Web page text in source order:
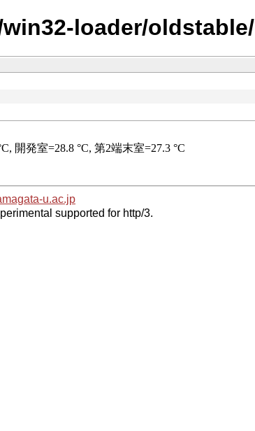
loader/oldstable/
u.ac.jp
supported for http/3.